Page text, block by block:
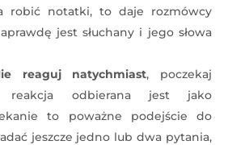
robić notatki, to daje rozmówcy
jest słuchany i jego słowa
reaguj natychmiast, poczekaj
reakcja odbierana jest jako
to poważne podejście do
jeszcze jedno lub dwa pytania,